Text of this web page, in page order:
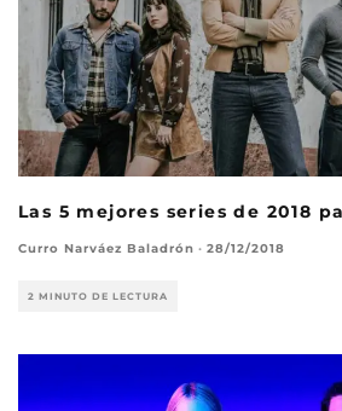
Las 5 mejores series de 2018
Curro Narváez Baladrón · 28/12/2018
2 MINUTO DE LECTURA